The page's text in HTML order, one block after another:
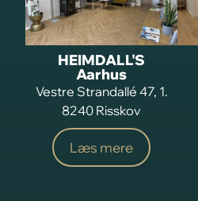
HEIMDALL'S
Aarhus
Vestre Strandallé 47, 1.
8240 Risskov
Læs mere